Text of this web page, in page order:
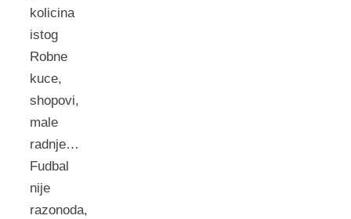
kolicina
istog
Robne
kuce,
shopovi,
male
radnje…
Fudbal
nije
razonoda,